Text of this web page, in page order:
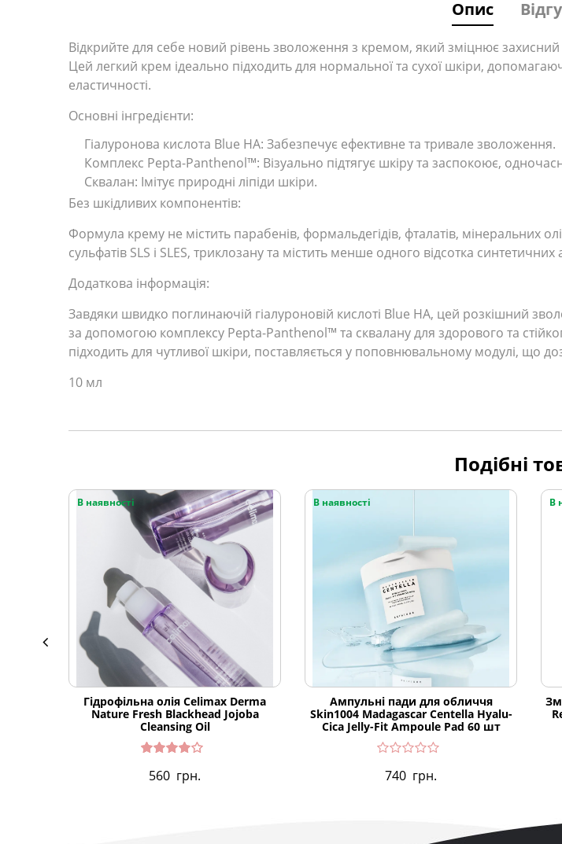
Опис
Відкрийте для себе новий рівень зволоження з кремом, який зміцнює
Цей легкий крем ідеально підходить для нормальної та сухої шкіри,
еластичності.
Основні інгредієнти:
Гіалуронова кислота Blue HA: Забезпечує ефективне та тривале зволоження.
Комплекс Pepta-Panthenol™: Візуально підтягує шкіру та заспокоює,
Сквалан: Імітує природні ліпіди шкіри.
Без шкідливих компонентів:
Формула крему не містить парабенів, формальдегідів, фталатів, мінеральних
сульфатів SLS і SLES, триклозану та містить менше одного відсотка
Додаткова інформація:
Завдяки швидко поглинаючій гіалуроновій кислоті Blue HA, цей розкішний
за допомогою комплексу Pepta-Panthenol™ та сквалану для здорового та
підходить для чутливої шкіри, поставляється у поповнювальному модулі, що
10 мл
Подібні
В наявності
Гідрофільна олія Celimax Derma
Nature Fresh Blackhead Jojoba
Cleansing Oil
в4.33з
560 грн.
В наявності
Ампульні пади для обличчя
Skin1004 Madagascar Centella Hyalu-
Cica Jelly-Fit Ampoule Pad 60 шт
740 грн.
В